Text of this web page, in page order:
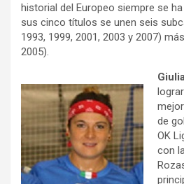
historial del Europeo siempre se
sus cinco títulos se unen seis
1993, 1999, 2001, 2003 y 2007)
2005).
de
OK
con